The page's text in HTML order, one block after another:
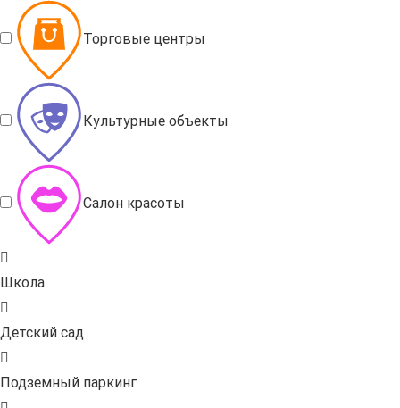
Торговые центры
Культурные объекты
Салон красоты
Школа
Детский сад
Подземный паркинг